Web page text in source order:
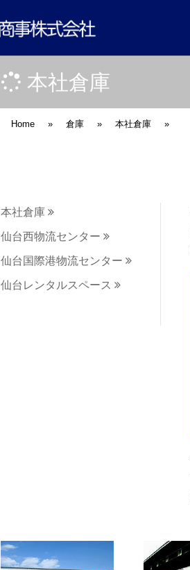
本社倉庫
Home » 倉庫 » 本社倉庫 »
本社倉庫
仙台西物流センター
仙台国際港物流センター
仙台レンタルスペース